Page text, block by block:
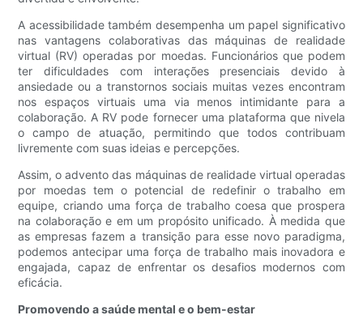
A acessibilidade também desempenha um papel significativo
nas vantagens colaborativas das máquinas de realidade
virtual (RV) operadas por moedas. Funcionários que podem
ter dificuldades com interações presenciais devido à
ansiedade ou a transtornos sociais muitas vezes encontram
nos espaços virtuais uma via menos intimidante para a
colaboração. A RV pode fornecer uma plataforma que nivela
o campo de atuação, permitindo que todos contribuam
livremente com suas ideias e percepções.
Assim, o advento das máquinas de realidade virtual operadas
por moedas tem o potencial de redefinir o trabalho em
equipe, criando uma força de trabalho coesa que prospera
na colaboração e em um propósito unificado. À medida que
as empresas fazem a transição para esse novo paradigma,
podemos antecipar uma força de trabalho mais inovadora e
engajada, capaz de enfrentar os desafios modernos com
eficácia.
Promovendo a saúde mental e o bem-estar